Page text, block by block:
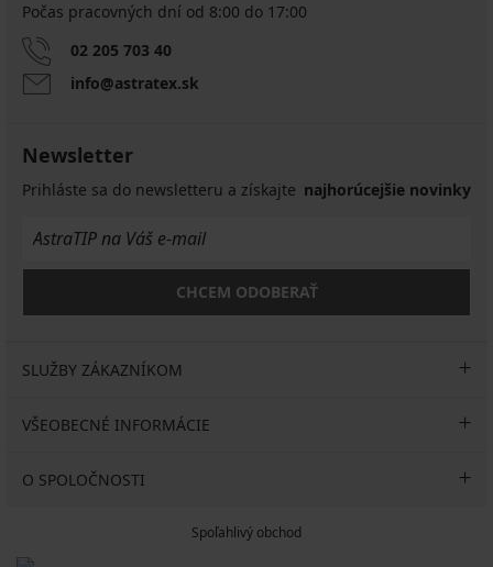
Počas pracovných dní od 8:00 do 17:00
02 205 703 40
info@astratex.sk
Newsletter
Prihláste sa do newsletteru a získajte najhorúcejšie novinky
CHCEM ODOBERAŤ
SLUŽBY ZÁKAZNÍKOM
VŠEOBECNÉ INFORMÁCIE
O SPOLOČNOSTI
Spoľahlivý obchod